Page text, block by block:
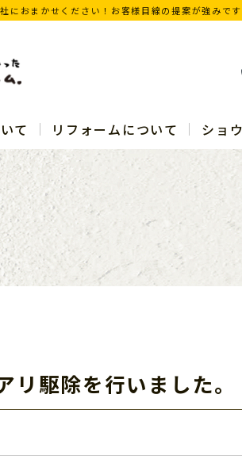
におまかせください！お客様目線の提案が強みです
て リフォームについて ショ
リ駆除を行いました。